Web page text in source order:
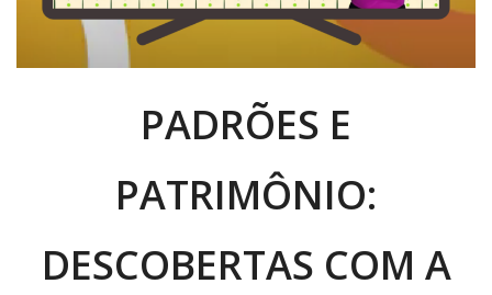
PADRÕES E
PATRIMÔNIO:
DESCOBERTAS COM A